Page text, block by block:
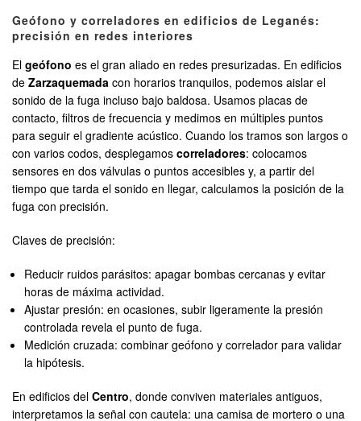
Geófono y correladores en edificios de Leganés:
precisión en redes interiores
El geófono es el gran aliado en redes presurizadas. En edificios
de Zarzaquemada con horarios tranquilos, podemos aislar el
sonido de la fuga incluso bajo baldosa. Usamos placas de
contacto, filtros de frecuencia y medimos en múltiples puntos
para seguir el gradiente acústico. Cuando los tramos son largos o
con varios codos, desplegamos correladores: colocamos
sensores en dos válvulas o puntos accesibles y, a partir del
tiempo que tarda el sonido en llegar, calculamos la posición de la
fuga con precisión.
Claves de precisión:
Reducir ruidos parásitos: apagar bombas cercanas y evitar
horas de máxima actividad.
Ajustar presión: en ocasiones, subir ligeramente la presión
controlada revela el punto de fuga.
Medición cruzada: combinar geófono y correlador para validar
la hipótesis.
En edificios del Centro, donde conviven materiales antiguos,
interpretamos la señal con cautela: una camisa de mortero o una